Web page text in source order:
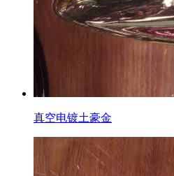
真空电镀土豪金